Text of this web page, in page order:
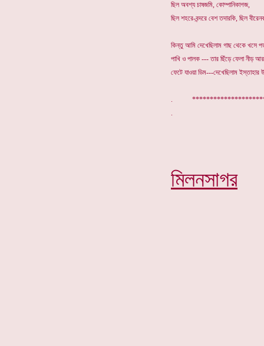
ছিল অবশ্য চাষজমি, কোম্পানিকাগজ,
ছিল শহরে-বন্দরে বেশ তদারকি, ছিল
কিন্তু আমি দেখেছিলাম গাছ থেকে খসে
পাখি ও পালক --- তার ছিঁড়ে ফেলা নীড়
ফেটে যাওয়া ডিম---দেখেছিলাম
.
মিলনসাগর